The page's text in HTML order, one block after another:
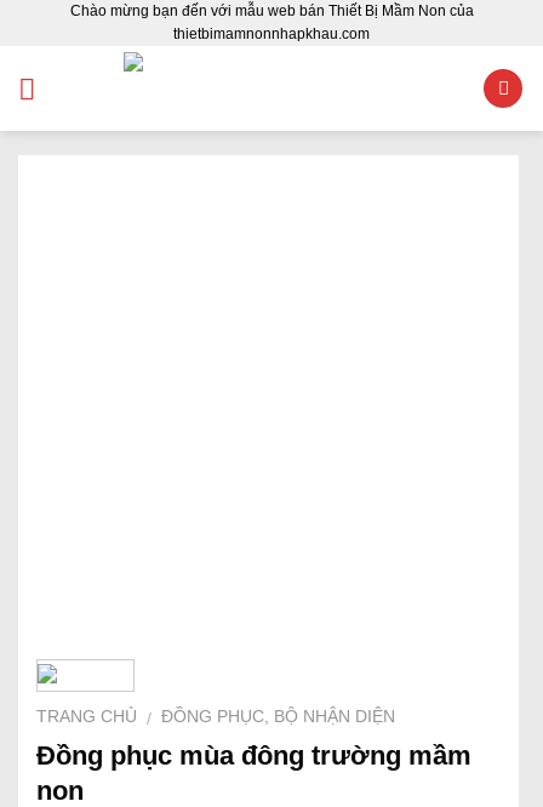
content
Chào mừng bạn đến với mẫu web bán Thiết Bị Mầm Non của
thietbimamnonnhapkhau.com
TRANG CHỦ / ĐỒNG PHỤC, BỘ NHẬN DIỆN
Đồng phục mùa đông trường mầm
non